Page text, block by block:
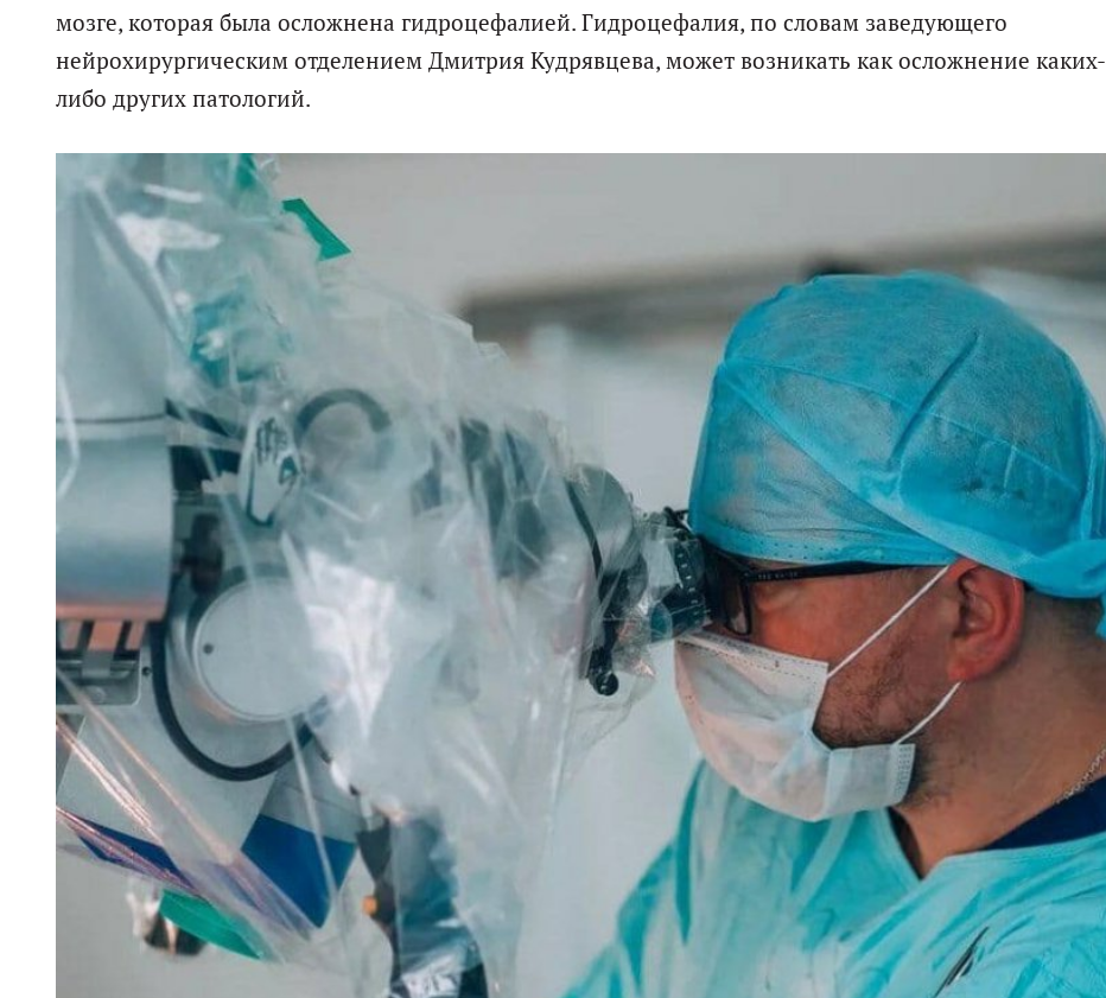
мозге, которая была осложнена гидроцефалией. Гидроцефалия, по словам заведующего
нейрохирургическим отделением Дмитрия Кудрявцева, может возникать как осложнение каких-
либо других патологий.